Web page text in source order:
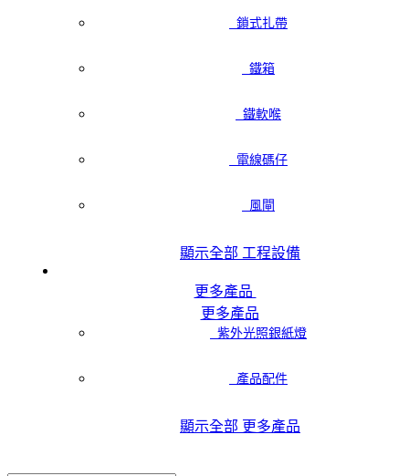
鎖式扎帶
鐵箱
鐵軟喉
電線碼仔
風閘
顯示全部 工程設備
更多產品
更多產品
紫外光照銀紙燈
產品配件
顯示全部 更多產品